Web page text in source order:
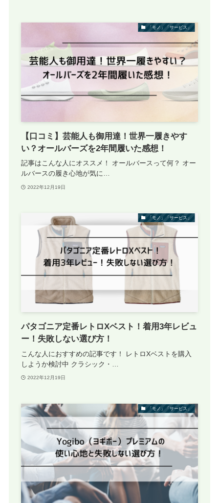
「モノ」「サービス」
【口コミ】芸能人も御用達！世界一履きやす
い？オールバーズを2年間履いた感想！
記事はこんな人にオススメ！ オールバースって何？ オー
ルバースの履き心地が気に…
2022年12月19日
「モノ」「サービス」
パタゴニア定番レトロXベスト！着用3年レビュ
ー！失敗しない選び方！
こんな人におすすめの記事です！ レトロXベストを購入
しようか検討中 クラシック・…
2022年12月19日
「モノ」「サービス」